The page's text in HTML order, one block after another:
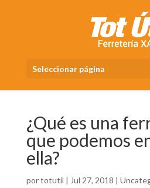
Seleccionar página
¿Qué es una
que podemos
ella?
portotutil | Jul 27, 2018 |